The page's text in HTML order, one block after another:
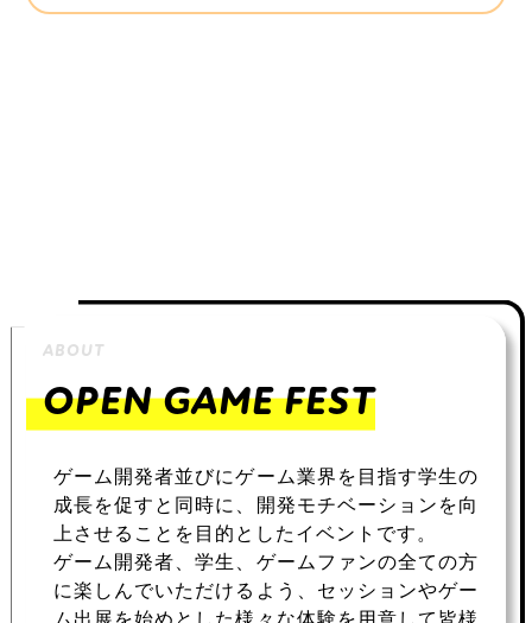
ABOUT
OPEN GAME FEST
ゲーム開発者並びにゲーム業界を目指す学生の
成長を促すと同時に、開発モチベーションを向
上させることを目的としたイベントです。
ゲーム開発者、学生、ゲームファンの全ての方
に楽しんでいただけるよう、セッションやゲー
ム出展を始めとした様々な体験を用意して皆様